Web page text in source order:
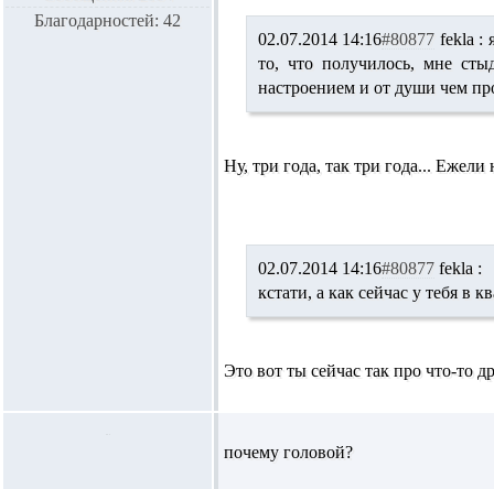
Благодарностей: 42
02.07.2014 14:16#80877 fekla :
то, что получилось, мне
настроением и от души чем
Ну, три года, так три года...
02.07.2014 14:16#80877 fekla :
кстати, а как сейчас у тебя в
Это вот ты сейчас так про что-то
почему головой?